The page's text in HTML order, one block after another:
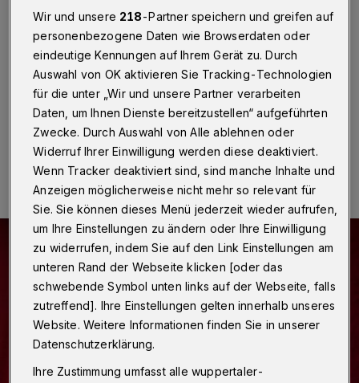
Wuppertal·Unbekannte Täter haben eine
Wohnungstür eines Mehrfamilienhauses an der
Neviandtstraße aufgehebelt. Sie durchsuchten die
Räume nach Wertgegenständen und stahlen
Kleidungsstücke sowieMobiltelefone.
20.09.2018 , 21:17 Uhr Eine Minute Lesezeit
Wir und unsere 218-Partner speichern und greifen auf
personenbezogene Daten wie Browserdaten oder
eindeutige Kennungen auf Ihrem Gerät zu. Durch
Auswahl von OK aktivieren Sie Tracking-Technologien
für die unter „Wir und unsere Partner verarbeiten
Daten, um Ihnen Dienste bereitzustellen“ aufgeführten
Zwecke. Durch Auswahl von Alle ablehnen oder
Widerruf Ihrer Einwilligung werden diese deaktiviert.
Wenn Tracker deaktiviert sind, sind manche Inhalte und
Anzeigen möglicherweise nicht mehr so relevant für
Sie. Sie können dieses Menü jederzeit wieder aufrufen,
um Ihre Einstellungen zu ändern oder Ihre Einwilligung
zu widerrufen, indem Sie auf den Link Einstellungen am
unteren Rand der Webseite klicken [oder das
schwebende Symbol unten links auf der Webseite, falls
zutreffend]. Ihre Einstellungen gelten innerhalb unseres
Website. Weitere Informationen finden Sie in unserer
Datenschutzerklärung.
Ihre Zustimmung umfasst alle wuppertaler-